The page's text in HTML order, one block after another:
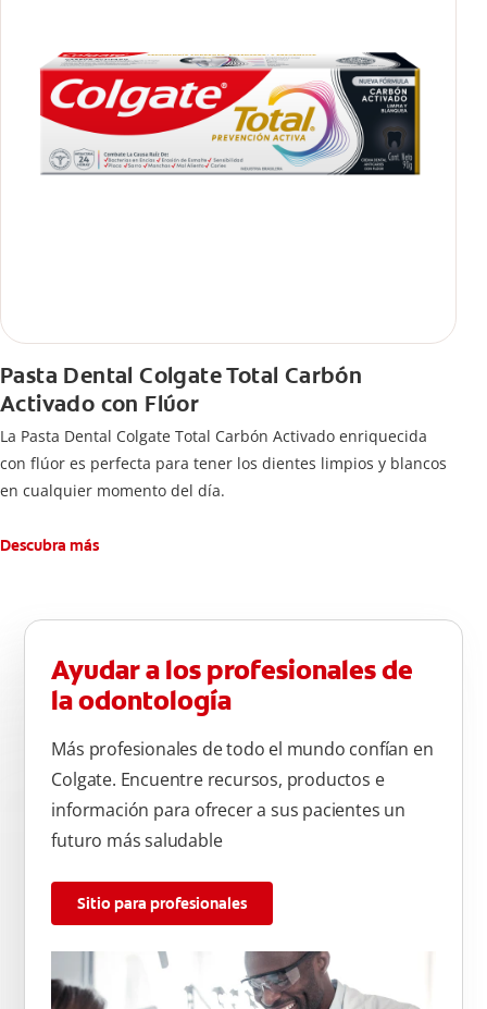
Pasta Dental Colgate Total Carbón
Activado con Flúor
La Pasta Dental Colgate Total Carbón Activado enriquecida
con flúor es perfecta para tener los dientes limpios y blancos
en cualquier momento del día.
Descubra más
Ayudar a los profesionales de
la odontología
Más profesionales de todo el mundo confían en
Colgate. Encuentre recursos, productos e
información para ofrecer a sus pacientes un
futuro más saludable
Sitio para profesionales